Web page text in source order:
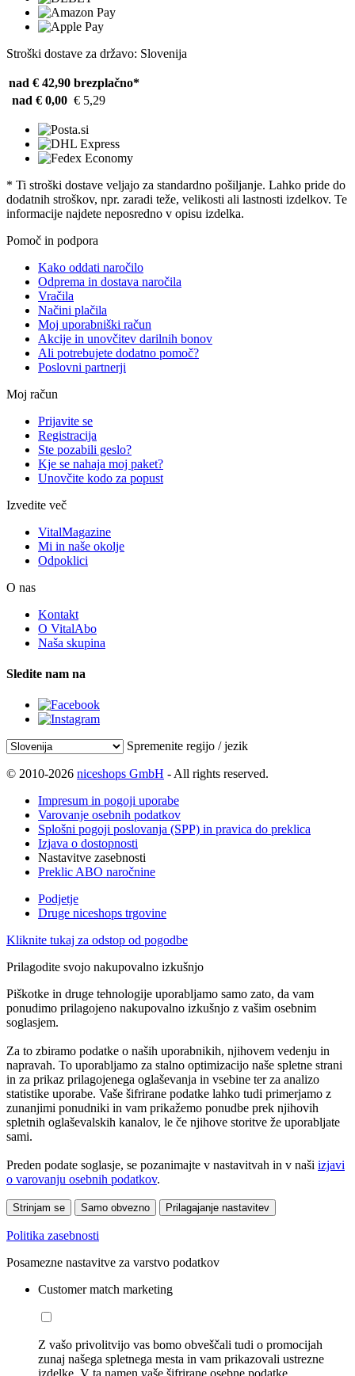
Stroški dostave za državo: Slovenija
nad € 42,90 brezplačno*
nad € 0,00 € 5,29
* Ti stroški dostave veljajo za standardno pošiljanje. Lahko pride do
dodatnih stroškov, npr. zaradi teže, velikosti ali lastnosti izdelkov. Te
informacije najdete neposredno v opisu izdelka.
Pomoč in podpora
Kako oddati naročilo
Odprema in dostava naročila
Vračila
Načini plačila
Moj uporabniški račun
Akcije in unovčitev darilnih bonov
Ali potrebujete dodatno pomoč?
Poslovni partnerji
Moj račun
Prijavite se
Registracija
Ste pozabili geslo?
Kje se nahaja moj paket?
Unovčite kodo za popust
Izvedite več
VitalMagazine
Mi in naše okolje
Odpoklici
O nas
Kontakt
O VitalAbo
Naša skupina
Sledite nam na
Spremenite regijo / jezik
© 2010-2026 niceshops GmbH - All rights reserved.
Impresum in pogoji uporabe
Varovanje osebnih podatkov
Splošni pogoji poslovanja (SPP) in pravica do preklica
Izjava o dostopnosti
Nastavitve zasebnosti
Preklic ABO naročnine
Podjetje
Druge niceshops trgovine
Kliknite tukaj za odstop od pogodbe
Prilagodite svojo nakupovalno izkušnjo
Piškotke in druge tehnologije uporabljamo samo zato, da vam
ponudimo prilagojeno nakupovalno izkušnjo z vašim osebnim
soglasjem.
Za to zbiramo podatke o naših uporabnikih, njihovem vedenju in
napravah. To uporabljamo za stalno optimizacijo naše spletne strani
in za prikaz prilagojenega oglaševanja in vsebine ter za analizo
statistike uporabe. Vaše šifrirane podatke lahko tudi primerjamo z
zunanjimi ponudniki in vam prikažemo ponudbe prek njihovih
spletnih oglaševalskih kanalov, le če njihove storitve že uporabljate
sami.
Preden podate soglasje, se pozanimajte v nastavitvah in v naši izjavi
o varovanju osebnih podatkov.
Strinjam se Samo obvezno Prilagajanje nastavitev
Politika zasebnosti
Posamezne nastavitve za varstvo podatkov
Customer match marketing
Z vašo privolitvijo vas bomo obveščali tudi o promocijah
zunaj našega spletnega mesta in vam prikazovali ustrezne